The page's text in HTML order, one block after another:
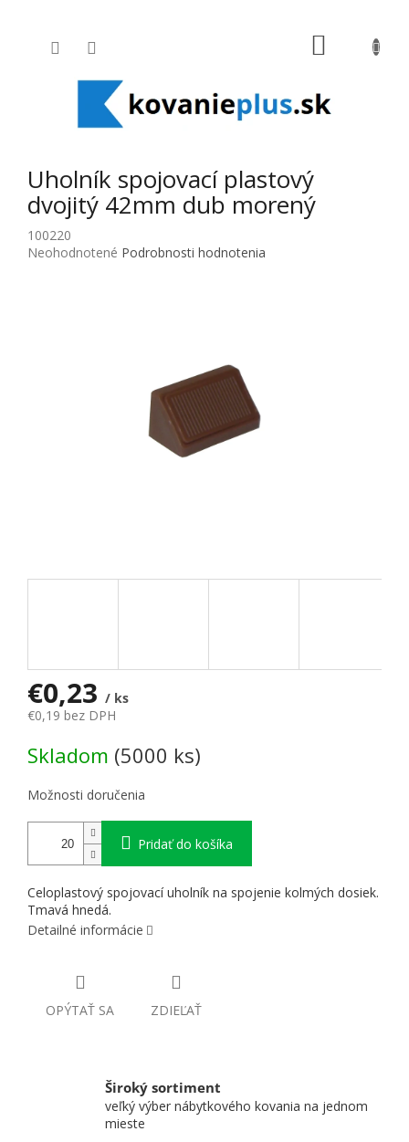
Uholník spojovací plastový
dvojitý 42mm dub morený
100220
Priemerné hodnotenie produktu je 0,0 z 5 hviezdičiek.
Neohodnotené Podrobnosti hodnotenia
€0,23 / ks
€0,19 bez DPH
Skladom (5000 ks)
Možnosti doručenia
Pridať do košíka
Celoplastový spojovací uholník na spojenie kolmých dosiek.
Tmavá hnedá.
Detailné informácie
OPÝTAŤ SA ZDIEĽAŤ
Široký sortiment
veľký výber nábytkového kovania na jednom
mieste